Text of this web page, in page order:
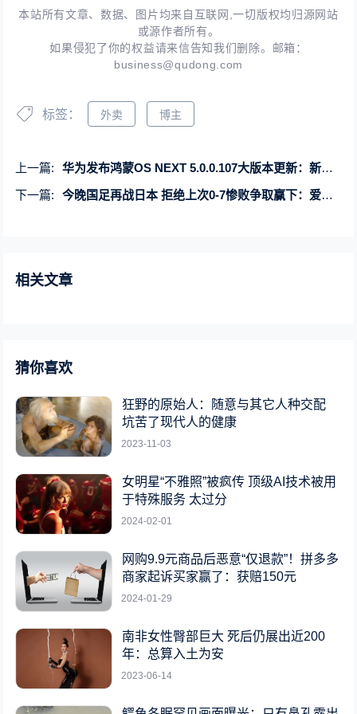
本站所有文章、数据、图片均来自互联网,一切版权均归源网站
或源作者所有。
如果侵犯了你的权益请来信告知我们删除。邮箱：
business@qudong.com
标签： 外卖 博主
上一篇:
华为发布鸿蒙OS NEXT 5.0.0.107大版本更新：新增相机连拍、通话降噪
下一篇:
今晚国足再战日本 拒绝上次0-7惨败争取赢下：爱奇艺看比赛9元/场
相关文章
猜你喜欢
狂野的原始人：随意与其它人种交配
坑苦了现代人的健康
2023-11-03
女明星“不雅照”被疯传 顶级AI技术被用
于特殊服务 太过分
2024-02-01
网购9.9元商品后恶意“仅退款”！拼多多
商家起诉买家赢了：获赔150元
2024-01-29
南非女性臀部巨大 死后仍展出近200
年：总算入土为安
2023-06-14